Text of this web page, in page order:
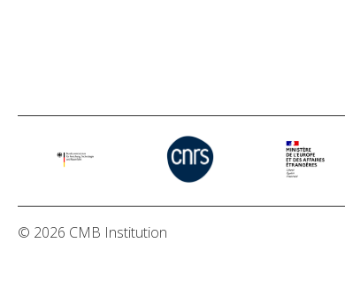
© 2026 CMB Institution